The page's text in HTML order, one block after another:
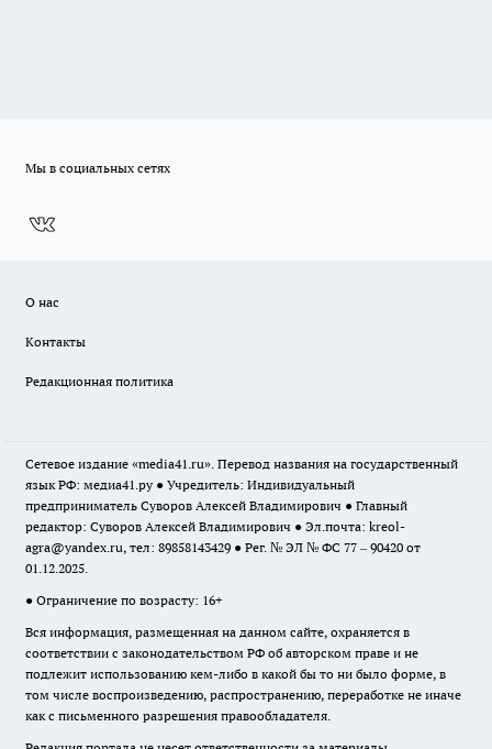
Мы в социальных сетях
О нас
Контакты
Редакционная политика
Сетевое издание «media41.ru». Перевод названия на государственный
язык РФ: медиа41.ру ● Учредитель: Индивидуальный
предприниматель Суворов Алексей Владимирович ● Главный
редактор: Суворов Алексей Владимирович ● Эл.почта: kreol-
agra@yandex.ru, тел: 89858143429 ● Рег. № ЭЛ № ФС 77 – 90420 от
01.12.2025.
● Ограничение по возрасту: 16+
Вся информация, размещенная на данном сайте, охраняется в
соответствии с законодательством РФ об авторском праве и не
подлежит использованию кем-либо в какой бы то ни было форме, в
том числе воспроизведению, распространению, переработке не иначе
как с письменного разрешения правообладателя.